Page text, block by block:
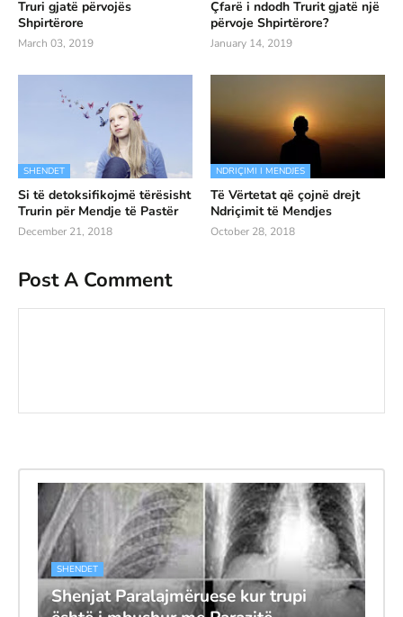
Truri gjatë përvojës
Shpirtërore
March 03, 2019
Çfarë i ndodh Trurit gjatë një
përvoje Shpirtërore?
January 14, 2019
SHENDET
Si të detoksifikojmë tërësisht
Trurin për Mendje të Pastër
December 21, 2018
NDRIÇIMI I MENDJES
Të Vërtetat që çojnë drejt
Ndriçimit të Mendjes
October 28, 2018
Post A Comment
SHENDET
Shenjat Paralajmëruese kur trupi